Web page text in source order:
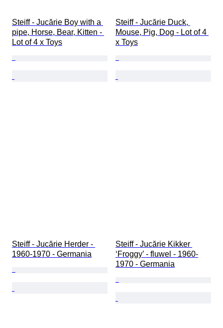
Steiff - Jucărie Boy with a
pipe, Horse, Bear, Kitten -
Lot of 4 x Toys
Steiff - Jucărie Duck,
Mouse, Pig, Dog - Lot of 4
x Toys
Steiff - Jucărie Herder -
1960-1970 - Germania
Steiff - Jucărie Kikker
‘Froggy’ - fluwel - 1960-
1970 - Germania